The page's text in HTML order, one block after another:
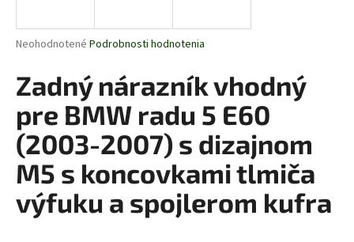
Priemerné
produktu
je
5
hviezdičiek.
Neohodnotené Podrobnosti hodnotenia
Zadný nárazník vhodný
pre BMW radu 5 E60
(2003-2007) s dizajnom
M5 s koncovkami tlmiča
výfuku a spojlerom kufra
j
ť
?
HĽADAŤ